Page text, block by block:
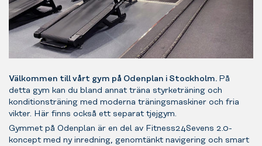
Välkommen till vårt gym på Odenplan i Stockholm. På
detta gym kan du bland annat träna styrketräning och
konditionsträning med moderna träningsmaskiner och fria
vikter. Här finns också ett separat tjejgym.
Gymmet på Odenplan är en del av Fitness24Sevens 2.0-
koncept med ny inredning, genomtänkt navigering och smart